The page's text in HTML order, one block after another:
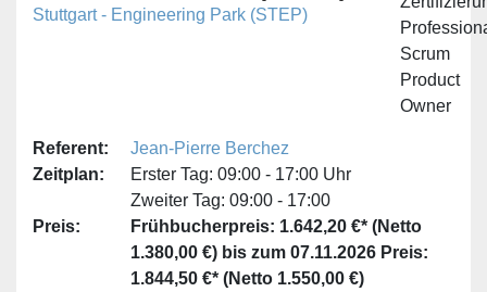
Stuttgart - Engineering Park (STEP)
Referent:
Jean-Pierre Berchez
Zeitplan:
Erster Tag: 09:00 - 17:00 Uhr
Zweiter Tag: 09:00 - 17:00
Preis:
Frühbucherpreis: 1.642,20 €* (Netto
1.380,00 €) bis zum 07.11.2026 Preis:
1.844,50 €* (Netto 1.550,00 €)